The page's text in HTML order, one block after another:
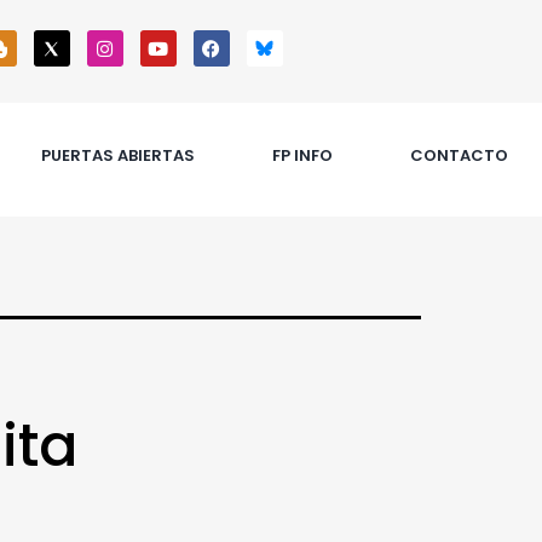
PUERTAS ABIERTAS FP INFO CONTACTO